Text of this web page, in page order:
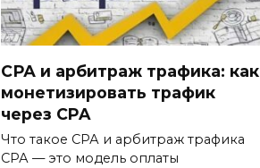
СРА и арбитраж трафика: как
монетизировать трафик
через CPA
Что такое СРА и арбитраж трафика
СРА — это модель оплаты